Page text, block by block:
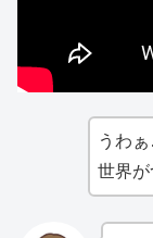
うわ
世界が